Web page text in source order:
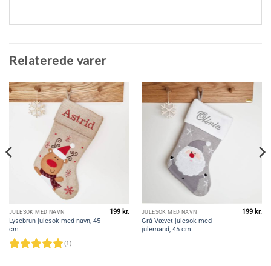
Relaterede varer
JULESOK MED NAVN
Lysebrun julesok med navn, 45
cm
(1)
199kr. JULESOK MED NAVN
Grå Vævet julesok med
julemand, 45 cm
199kr.